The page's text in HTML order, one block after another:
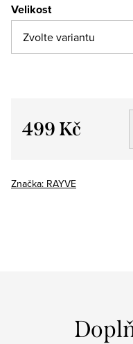
Velikost
499 Kč
Značka: RAYVE